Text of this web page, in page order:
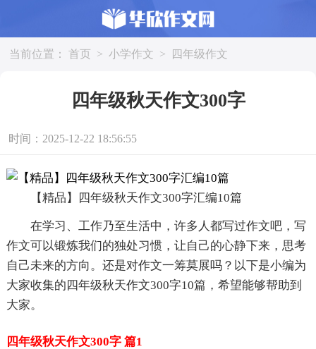
当前位置： 首页 > 小学作文 > 四年级作文
四年级秋天作文300字
时间：2025-12-22 18:56:55
【精品】四年级秋天作文300字汇编10篇
在学习、工作乃至生活中，许多人都写过作文吧，写
作文可以锻炼我们的独处习惯，让自己的心静下来，思考
自己未来的方向。还是对作文一筹莫展吗？以下是小编为
大家收集的四年级秋天作文300字10篇，希望能够帮助到
大家。
四年级秋天作文300字 篇1